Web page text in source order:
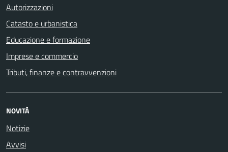
Autorizzazioni
Catasto e urbanistica
Educazione e formazione
Imprese e commercio
Tributi, finanze e contravvenzioni
NOVITÀ
Notizie
Avvisi